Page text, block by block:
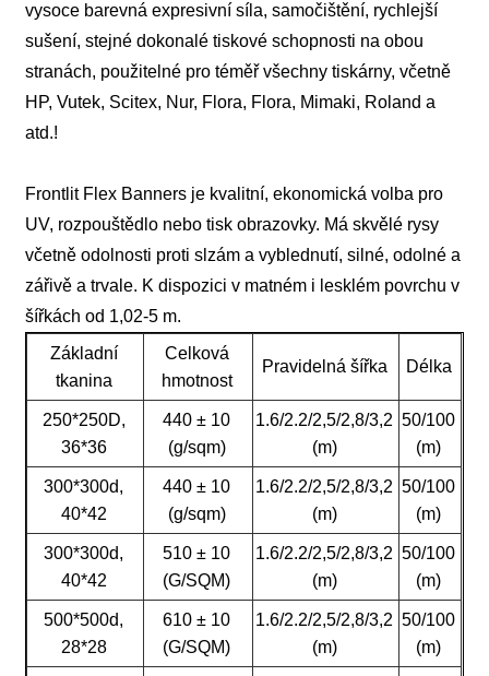
vysoce barevná expresivní síla, samočištění, rychlejší
sušení, stejné dokonalé tiskové schopnosti na obou
stranách, použitelné pro téměř všechny tiskárny, včetně
HP, Vutek, Scitex, Nur, Flora, Flora, Mimaki, Roland a
atd.!
Frontlit Flex Banners je kvalitní, ekonomická volba pro
UV, rozpouštědlo nebo tisk obrazovky. Má skvělé rysy
včetně odolnosti proti slzám a vyblednutí, silné, odolné a
zářivě a trvale. K dispozici v matném i lesklém povrchu v
šířkách od 1,02-5 m.
Základní
tkanina
Celková
hmotnost
Pravidelná šířka Délka
250*250D,
36*36
440 ± 10
(g/sqm)
1.6/2.2/2,5/2,8/3,2
(m)
50/100
(m)
300*300d,
40*42
440 ± 10
(g/sqm)
1.6/2.2/2,5/2,8/3,2
(m)
50/100
(m)
300*300d,
40*42
510 ± 10
(G/SQM)
1.6/2.2/2,5/2,8/3,2
(m)
50/100
(m)
500*500d,
28*28
610 ± 10
(G/SQM)
1.6/2.2/2,5/2,8/3,2
(m)
50/100
(m)